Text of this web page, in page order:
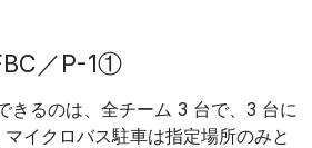
／P-1①
きるのは、全チーム 3 台で、3 台に
イクロバス駐車は指定場所のみと